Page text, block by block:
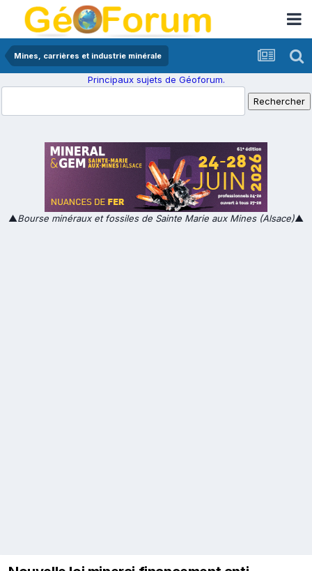
Mines, carrières et industrie minérale
Principaux sujets de Géoforum.
▲Bourse minéraux et fossiles de Sainte Marie aux Mines (Alsace)▲